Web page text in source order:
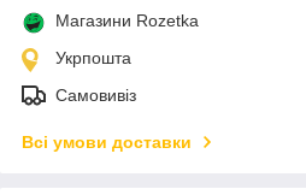
Магазини Rozetka
Укрпошта
Самовивіз
Всі умови доставки